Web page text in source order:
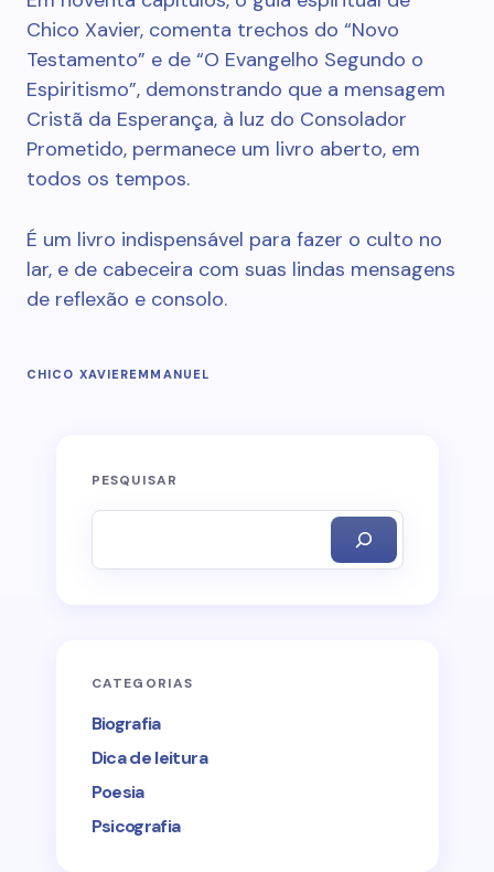
Chico Xavier, comenta trechos do “Novo
Testamento” e de “O Evangelho Segundo o
Espiritismo”, demonstrando que a mensagem
Cristã da Esperança, à luz do Consolador
Prometido, permanece um livro aberto, em
todos os tempos.
É um livro indispensável para fazer o culto no
lar, e de cabeceira com suas lindas mensagens
de reflexão e consolo.
CHICO XAVIEREMMANUEL
PESQUISAR
CATEGORIAS
Biografia
Dica de leitura
Poesia
Psicografia